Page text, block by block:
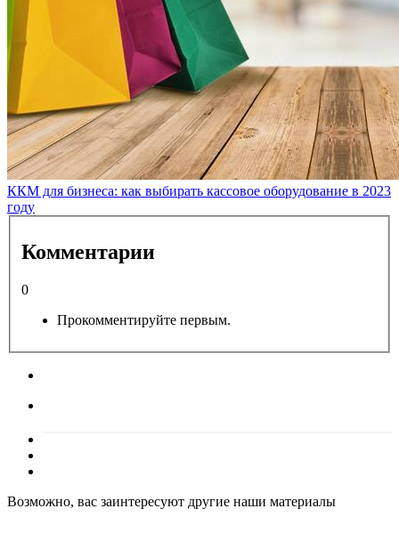
ККМ для бизнеса: как выбирать кассовое оборудование в 2023
году
Комментарии
0
Прокомментируйте первым.
Возможно, вас заинтересуют другие наши материалы